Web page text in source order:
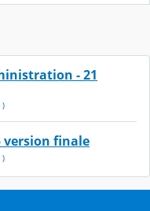
- 21
)
version finale
)